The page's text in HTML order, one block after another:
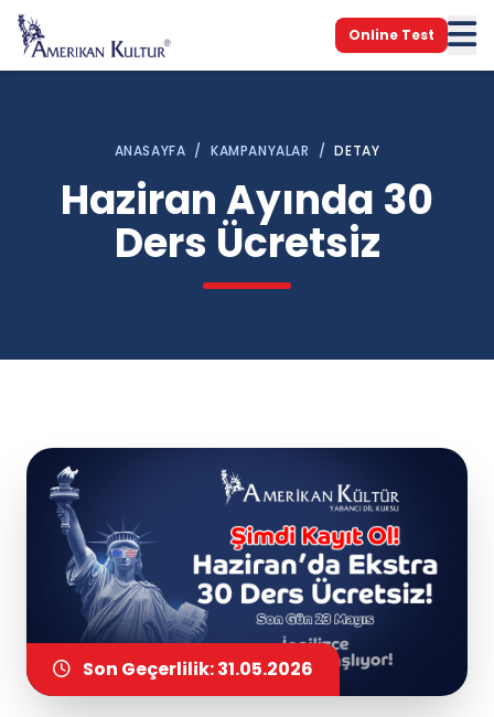
Online Test
ANASAYFA / KAMPANYALAR / DETAY
Haziran Ayında 30
Ders Ücretsiz
Son Geçerlilik: 31.05.2026